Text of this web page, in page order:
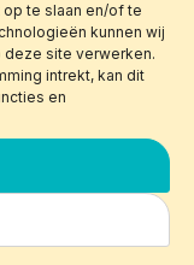
te slaan en/of te
kunnen wij
site verwerken.
intrekt, kan dit
en
partner, zodat
Het kost
gevolgen van een